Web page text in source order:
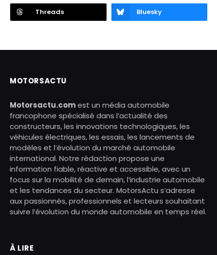
Threads Bluesky
MOTORSACTU
Motorsactu.comest un média automobile
francophone spécialisé dans l’actualité des
constructeurs, les innovations technologiques, les
véhicules électriques, les essais, les lancements de
modèles et l’évolution du marché automobile
international. Notre rédaction propose une
information fiable, réactive et accessible, avec un
focus sur la mobilité de demain, l’industrie automobile
et les tendances du secteur. MotorsActu s’adresse
aux passionnés, professionnels et lecteurs souhaitant
suivre l’évolution du monde automobile en temps réel.
À LIRE